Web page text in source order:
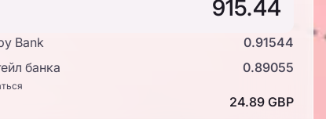
Bank
0.91544
банка
0.89055
24.89 GBP